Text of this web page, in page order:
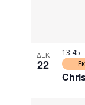
ΔΕΚ
22
13:45